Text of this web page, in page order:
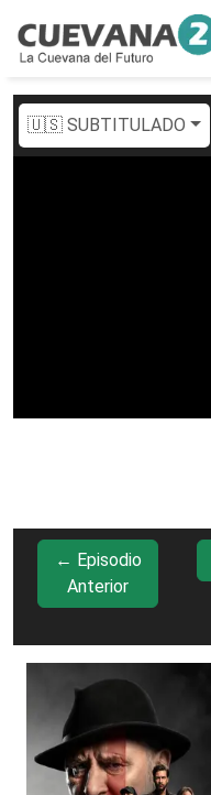
🇺🇸 SUBTITULADO
← Episodio
Anterior